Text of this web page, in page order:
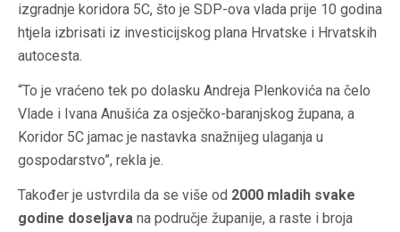
izgradnje koridora 5C, što je SDP-ova vlada prije 10 godina
htjela izbrisati iz investicijskog plana Hrvatske i Hrvatskih
autocesta.
“To je vraćeno tek po dolasku Andreja Plenkovića na čelo
Vlade i Ivana Anušića za osječko-baranjskog župana, a
Koridor 5C jamac je nastavka snažnijeg ulaganja u
gospodarstvo”, rekla je.
Također je ustvrdila da se više od 2000 mladih svake
godine doseljava na područje županije, a raste i broja